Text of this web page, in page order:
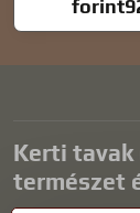
Kerti tavak
természet